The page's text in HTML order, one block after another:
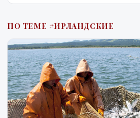
ПО ТЕМЕ #ИРЛАНДСКИЕ